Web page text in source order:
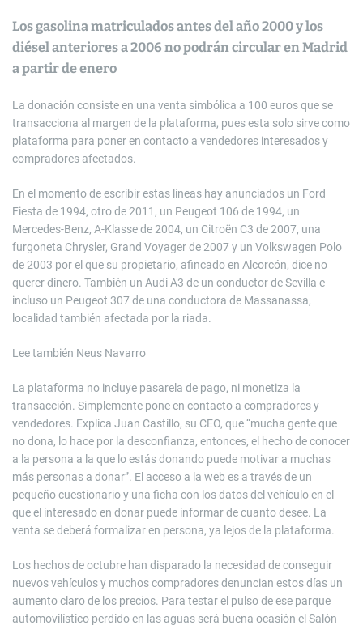
Los gasolina matriculados antes del año 2000 y los
diésel anteriores a 2006 no podrán circular en Madrid
a partir de enero
La donación consiste en una venta simbólica a 100 euros que se
transacciona al margen de la plataforma, pues esta solo sirve como
plataforma para poner en contacto a vendedores interesados y
compradores afectados.
En el momento de escribir estas líneas hay anunciados un Ford
Fiesta de 1994, otro de 2011, un Peugeot 106 de 1994, un
Mercedes-Benz, A-Klasse de 2004, un Citroën C3 de 2007, una
furgoneta Chrysler, Grand Voyager de 2007 y un Volkswagen Polo
de 2003 por el que su propietario, afincado en Alcorcón, dice no
querer dinero. También un Audi A3 de un conductor de Sevilla e
incluso un Peugeot 307 de una conductora de Massanassa,
localidad también afectada por la riada.
Lee también Neus Navarro
La plataforma no incluye pasarela de pago, ni monetiza la
transacción. Simplemente pone en contacto a compradores y
vendedores. Explica Juan Castillo, su CEO, que “mucha gente que
no dona, lo hace por la desconfianza, entonces, el hecho de conocer
a la persona a la que lo estás donando puede motivar a muchas
más personas a donar”. El acceso a la web es a través de un
pequeño cuestionario y una ficha con los datos del vehículo en el
que el interesado en donar puede informar de cuanto desee. La
venta se deberá formalizar en persona, ya lejos de la plataforma.
Los hechos de octubre han disparado la necesidad de conseguir
nuevos vehículos y muchos compradores denuncian estos días un
aumento claro de los precios. Para testar el pulso de ese parque
automovilístico perdido en las aguas será buena ocasión el Salón